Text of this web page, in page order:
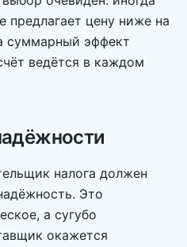
предлагает цену ниже на
суммарный эффект
ведётся в каждом
налога должен
Это
а сугубо
окажется